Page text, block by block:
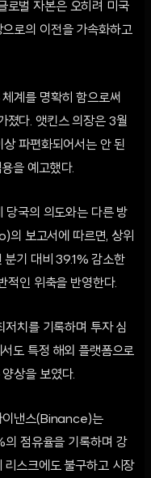
로벌 자본은 오히려 미국
로의 이전을 가속화하고
계를 명확히 함으로써
졌다. 앳킨스 의장은 3월
파편화되어서는 안 된
을 예고했다.
국의 의도와는 다른 방
의 보고서에 따르면, 상위
분기 대비 39.1% 감소한
적인 위축을 반영한다.
치를 기록하며 투자 심
도 특정 해외 플랫폼으로
상을 보였다.
이낸스(Binance)는
점유율을 기록하며 강
리스크에도 불구하고 시장